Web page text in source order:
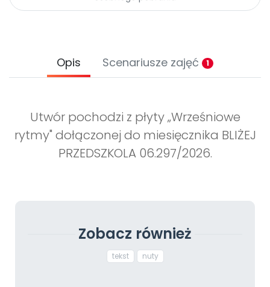
Archiwalne numery
Opis Scenariusze zajęć 1
Utwór pochodzi z płyty „Wrześniowe
rytmy" dołączonej do miesięcznika BLIŻEJ
PRZEDSZKOLA 06.297/2026.
Zobacz również
tekst nuty